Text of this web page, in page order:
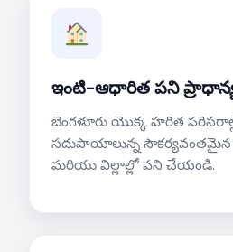
ఇంటి-ఆధారిత పని
బెంగళూరు యొక్క హరిత
సదుపాయాలున్న సౌకర్యవంతమైన
మరియు విల్లాల్లో పని చేయండి.